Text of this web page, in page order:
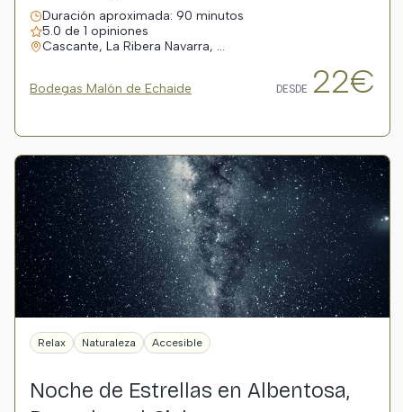
Duración aproximada: 90 minutos
5.0 de 1 opiniones
Cascante, La Ribera Navarra, …
Bodegas Malón de Echaide DESDE 22€
Relax Naturaleza Accesible
Noche de Estrellas en Albentosa,